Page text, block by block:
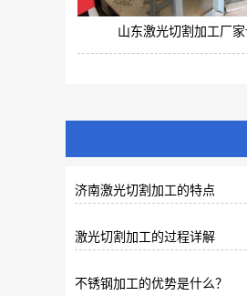
山东激光切割加工厂
济南激光切割加工的特点
激光切割加工的过程详解
不锈钢加工的优势是什么？